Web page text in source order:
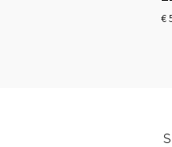
€